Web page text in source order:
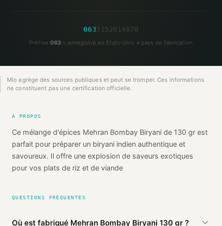
0633 1 5 20 1 4870
Préfixe063 = enregistré en États-Unis ≠ pays de fabrication
Mio agrège des sources publiques et peut se tromper. Ces informations
ne constituent pas une certification officielle.
À PROPOS
Ce mélange d'épices Mehran Bombay Biryani de 130 gr est
parfait pour préparer un biryani indien authentique et
savoureux. Il offre une explosion de saveurs exotiques
pour vos plats de riz et de viande
QUESTIONS FRÉQUENTES
Où est fabriqué Mehran Bombay Biryani 130 gr ?